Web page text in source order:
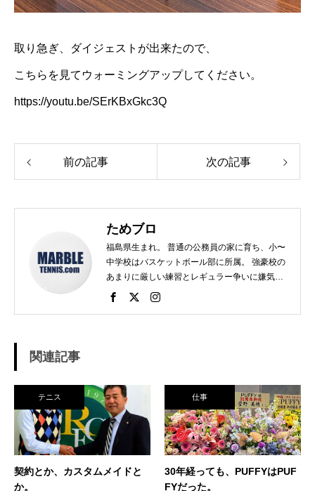
取り急ぎ、ダイジェストが出来たので、
こちらを見てウォーミングアップしてください。
https://youtu.be/SErKBxGkc3Q
前の記事 次の記事
ためブロ
福島県生まれ。 普通の公務員の家に育ち、小〜
中学校はバスケットボール部に所属。 強豪校の
あまりに厳しい練習とレギュラー争いに嫌気が
さし、個人スポーツをやることに。 高校で見つ
素振りをした途端に、先輩に「センスなし」か
ら一刀両断。（笑） そんなテニスとの出会い
が、今に至り、テニスで生きているという不思
議な人生。 テニスを軸にたくさん勉強させても
らったことを駆使して、 テニス業界、スポーツ
ビジネス界で生きている今現在。 座右の銘は
「努力に勝る天才なし」 セミナー講師や研修も
関連記事
テニス
契約とか、カスタムメイドと
か。
仕事
30年経っても、PUFFYはPUF
FYだった。